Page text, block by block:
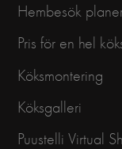
Hembesök
Pris för en hel
Köksmontering
Köksgalleri
Puustelli Virtual